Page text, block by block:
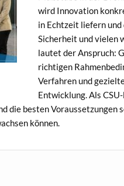
wird Inno­va­tion
in Echtzeit liefern
Sicher­heit und vie­len
lautet der Anspruch:
richti­gen
Ver­fahren und
Entwick­lung. Als
die besten Voraus­set­zun­gen
können.